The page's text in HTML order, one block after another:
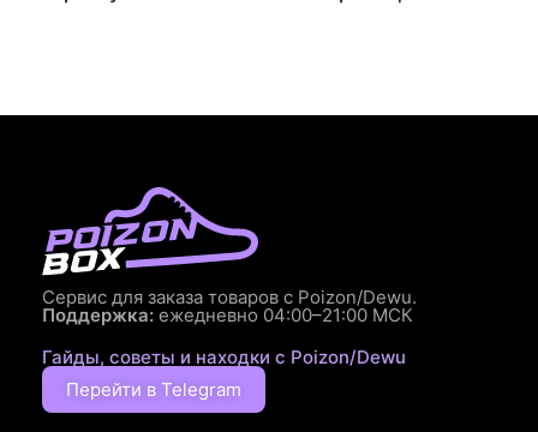
Сервис для заказа товаров с Poizon/Dewu.
Поддержка: ежедневно 04:00–21:00 МСК
Гайды, советы и находки с Poizon/Dewu
Перейти в Telegram